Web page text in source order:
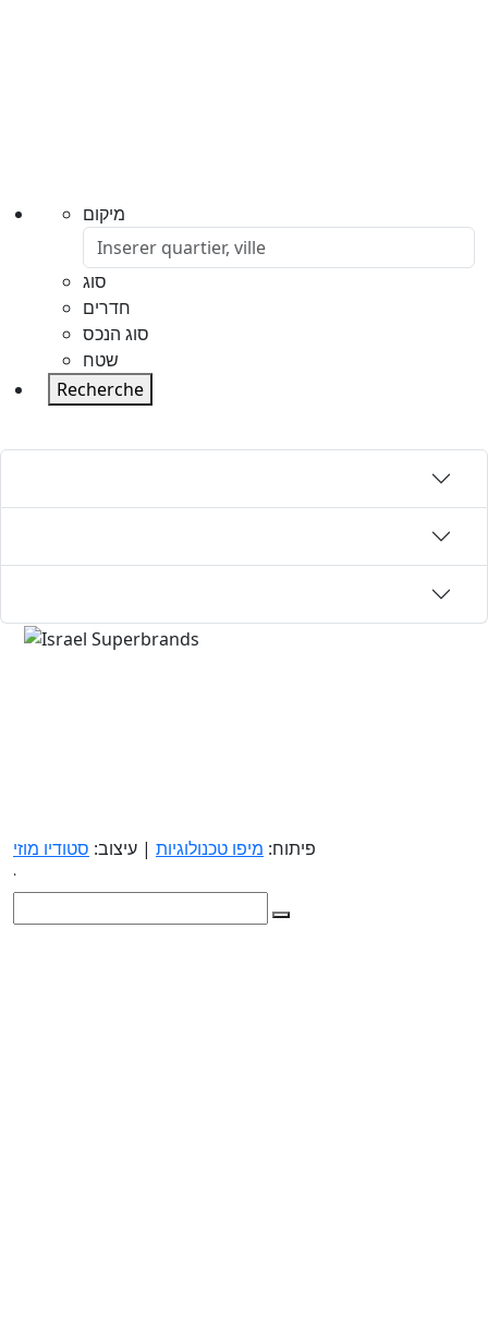
מיקום
סוג
חדרים
סוג הנכס
שטח
Recherche
פיתוח: מיפו טכנולוגיות | עיצוב: סטודיו מוזי
.